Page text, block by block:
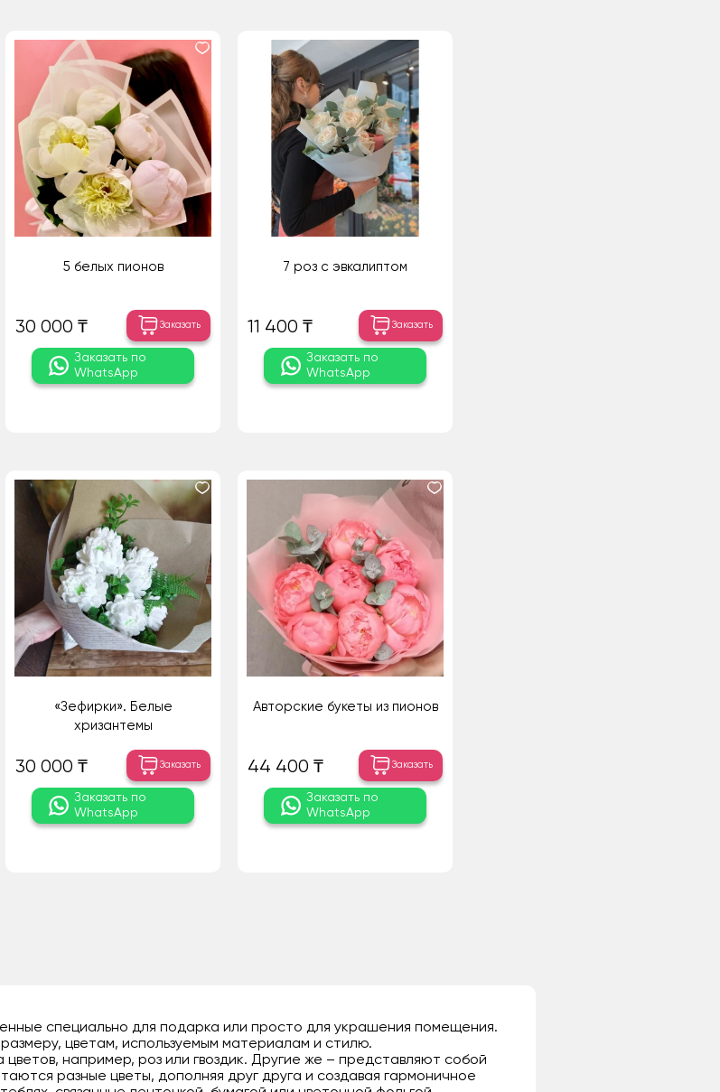
5 белых пионов
30 000 ₸ Заказать
Заказать по
WhatsApp
7 роз с эвкалиптом
11 400 ₸ Заказать
Заказать по
WhatsApp
«Зефирки». Белые
хризантемы
30 000 ₸ Заказать
Заказать по
WhatsApp
Авторские букеты из пионов
44 400 ₸ Заказать
Заказать по
WhatsApp
специально для подарка или просто для украшения помещения.
цветам, используемым материалам и стилю.
цветов, например, роз или гвоздик. Другие же – представляют собой
разные цветы, дополняя друг друга и создавая гармоничное